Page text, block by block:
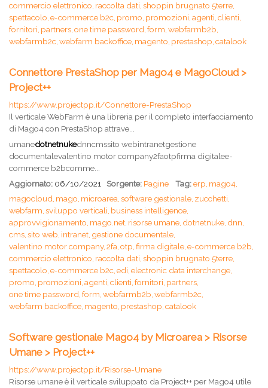
commercio elettronico, raccolta dati, shoppin brugnato 5terre,
spettacolo, e-commerce b2c, promo, promozioni, agenti, clienti,
fornitori, partners, one time password, form, webfarmb2b,
webfarmb2c, webfarm backoffice, magento, prestashop, catalook
Connettore PrestaShop per Mago4 e MagoCloud >
Project++
https://www.projectpp.it/Connettore-PrestaShop
Il verticale WebFarm è una libreria per il completo interfacciamento
di Mago4 con PrestaShop attrave...
umanedotnetnukednncmssito webintranetgestione
documentalevalentino motor company2faotpfirma digitalee-
commerce b2bcomme...
Aggiornato: 06/10/2021 Sorgente: Pagine Tag:erp, mago4,
magocloud, mago, microarea, software gestionale, zucchetti,
webfarm, sviluppo verticali, business intelligence,
approvvigionamento, mago.net, risorse umane, dotnetnuke, dnn,
cms, sito web, intranet, gestione documentale,
valentino motor company, 2fa, otp, firma digitale, e-commerce b2b,
commercio elettronico, raccolta dati, shoppin brugnato 5terre,
spettacolo, e-commerce b2c, edi, electronic data interchange,
promo, promozioni, agenti, clienti, fornitori, partners,
one time password, form, webfarmb2b, webfarmb2c,
webfarm backoffice, magento, prestashop, catalook
Software gestionale Mago4 by Microarea > Risorse
Umane > Project++
https://www.projectpp.it/Risorse-Umane
Risorse umane è il verticale sviluppato da Project++ per Mago4 utile